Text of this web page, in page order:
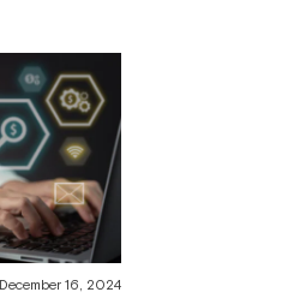
December 16, 2024